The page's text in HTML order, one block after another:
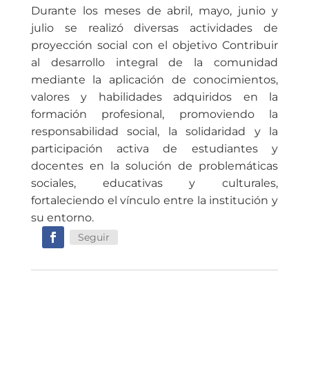
Durante los meses de abril, mayo, junio y
julio se realizó diversas actividades de
proyección social con el objetivo Contribuir
al desarrollo integral de la comunidad
mediante la aplicación de conocimientos,
valores y habilidades adquiridos en la
formación profesional, promoviendo la
responsabilidad social, la solidaridad y la
participación activa de estudiantes y
docentes en la solución de problemáticas
sociales, educativas y culturales,
fortaleciendo el vínculo entre la institución y
su entorno.
Seguir